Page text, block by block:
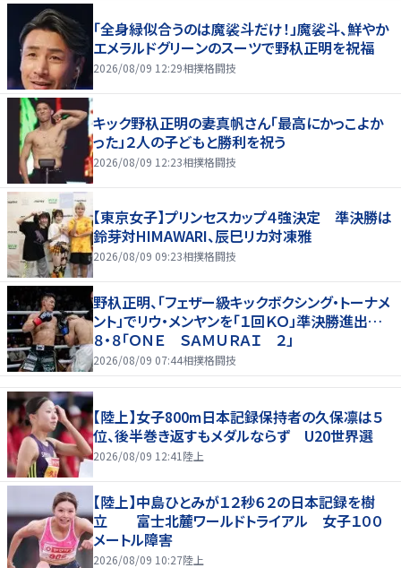
「全身緑似合うのは魔裟斗だけ！」魔裟斗、鮮やか
エメラルドグリーンのスーツで野杁正明を祝福
2026/08/09 12:29相撲格闘技
キック野杁正明の妻真帆さん「最高にかっこよか
った」２人の子どもと勝利を祝う
2026/08/09 12:23相撲格闘技
【東京女子】プリンセスカップ４強決定 準決勝は
鈴芽対HIMAWARI、辰巳リカ対凍雅
2026/08/09 09:23相撲格闘技
野杁正明、「フェザー級キックボクシング・トーナメ
ント」でリウ・メンヤンを「１回ＫＯ」準決勝進出…
８・８「ＯＮＥ ＳＡＭＵＲＡＩ ２」
2026/08/09 07:44相撲格闘技
【陸上】女子800m日本記録保持者の久保凛は５
位、後半巻き返すもメダルならず U20世界選
2026/08/09 12:41 陸上
【陸上】中島ひとみが１２秒６２の日本記録を樹
立 富士北麓ワールドトライアル 女子１００
メートル障害
2026/08/09 10:27陸上